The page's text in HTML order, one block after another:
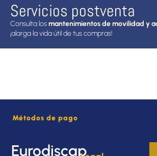
Servicios postventa
Consulta losmantenimientos de movilidad y
¡alarga la vida útil de tus compras!
Métodos de pago
Eurodiscap